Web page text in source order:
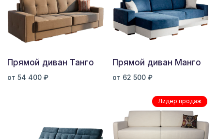
Прямой диван Танго
от 54 400 ₽
Прямой диван Манго
от 62 500 ₽
Лидер продаж